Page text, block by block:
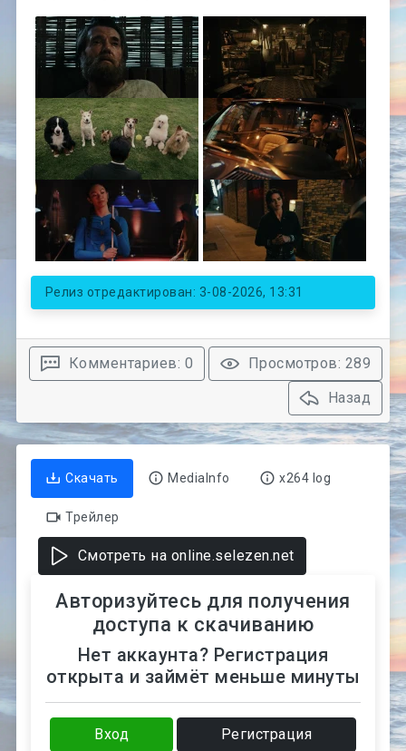
Релиз отредактирован: 3-08-2026, 13:31
Комментариев: 0
Просмотров: 289
Назад
Скачать MediaInfo x264 log
Трейлер
Смотреть на online.selezen.net
Авторизуйтесь для получения
доступа к скачиванию
Нет аккаунта? Регистрация
открыта и займёт меньше минуты
Вход Регистрация